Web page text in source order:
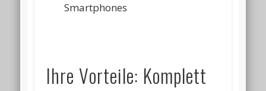
Smartphones
Ihre Vorteile: Komplett